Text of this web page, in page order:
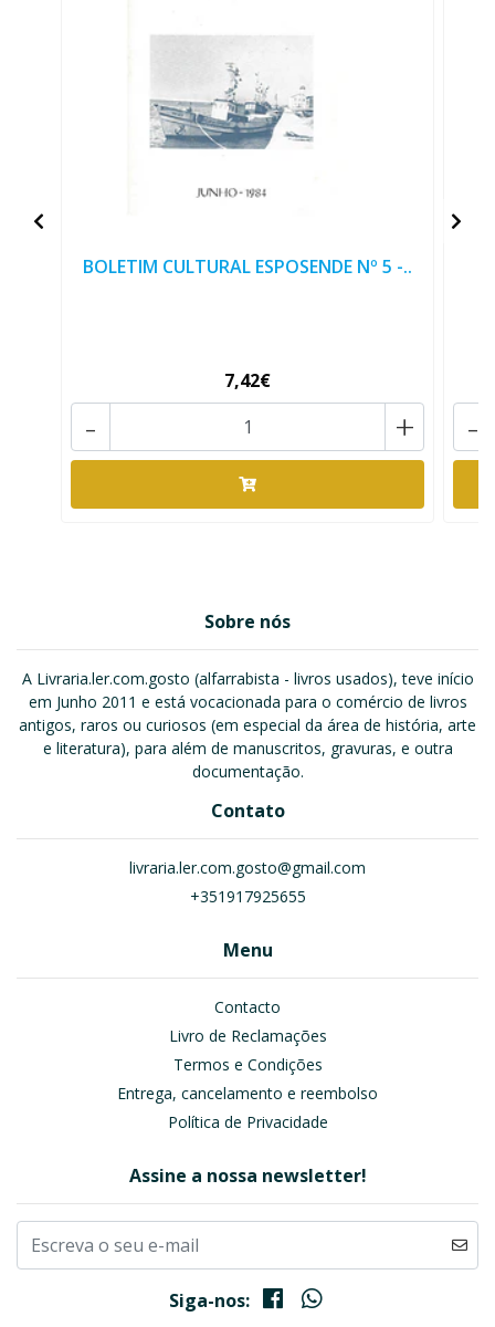
BOLETIM CULTURAL ESPOSENDE Nº 5 -..
7,42€
+
- -
Sobre nós
A Livraria.ler.com.gosto (alfarrabista - livros usados), teve início
em Junho 2011 e está vocacionada para o comércio de livros
antigos, raros ou curiosos (em especial da área de história, arte
e literatura), para além de manuscritos, gravuras, e outra
documentação.
Contato
livraria.ler.com.gosto@gmail.com
+351917925655
Menu
Contacto
Livro de Reclamações
Termos e Condições
Entrega, cancelamento e reembolso
Política de Privacidade
Assine a nossa newsletter!
Siga-nos: